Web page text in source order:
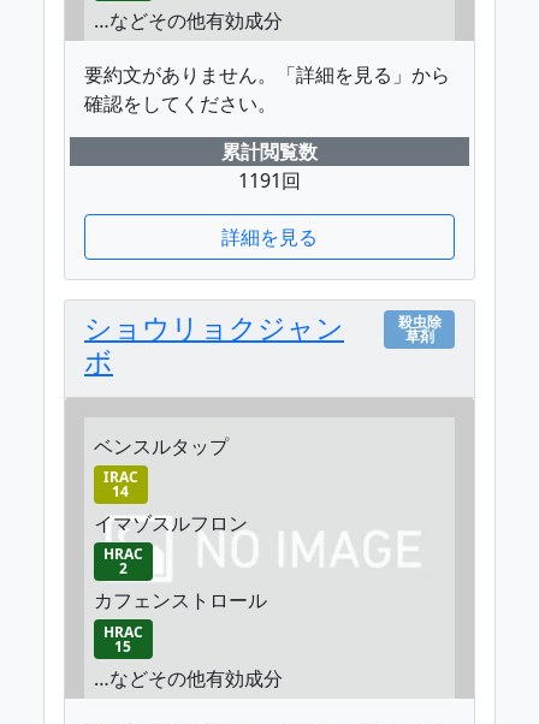
…などその他有効成分
要約文がありません。「詳細を見る」から
確認をしてください。
累計閲覧数
1191回
詳細を見る
ショウリョクジャン
ボ
殺虫除
草剤
ベンスルタップ
IRAC
14
イマゾスルフロン
HRAC
2
カフェンストロール
HRAC
15
…などその他有効成分